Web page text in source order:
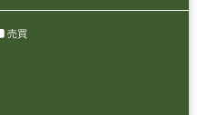
売買